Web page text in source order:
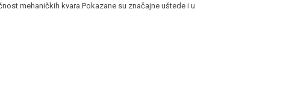
mehaničkih kvara.Pokazane su značajne uštede i u